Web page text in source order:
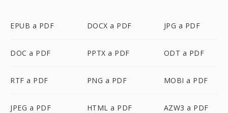
EPUB a PDF DOCX a PDF JPG a PDF
DOC a PDF PPTX a PDF ODT a PDF
RTF a PDF PNG a PDF MOBI a PDF
JPEG a PDF HTML a PDF AZW3 a PDF